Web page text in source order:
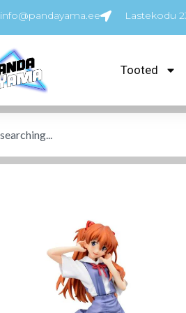
info@pandayama.ee Lastekodu
Tooted